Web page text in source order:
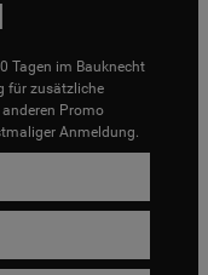
Tagen im Bauknecht
für zusätzliche
Promo
Anmeldung.